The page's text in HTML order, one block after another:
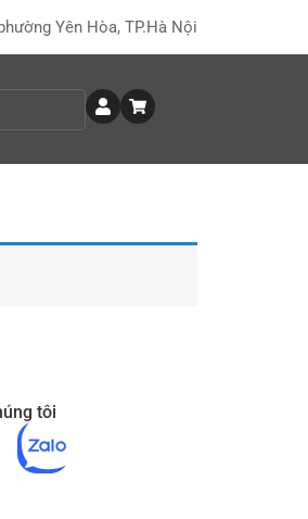
Yên Hòa, TP.Hà Nội
tôi